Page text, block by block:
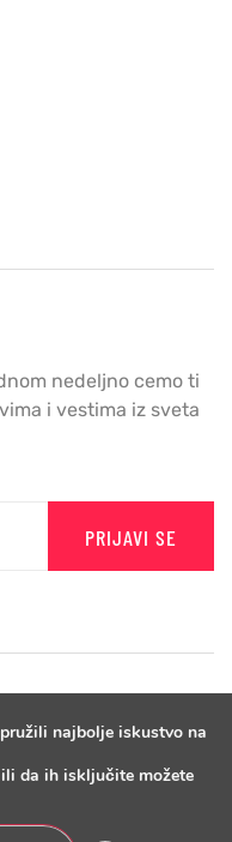
nedeljno cemo ti
i vestima iz sveta
PRIJAVI SE
najbolje iskustvo na
da ih isključite možete